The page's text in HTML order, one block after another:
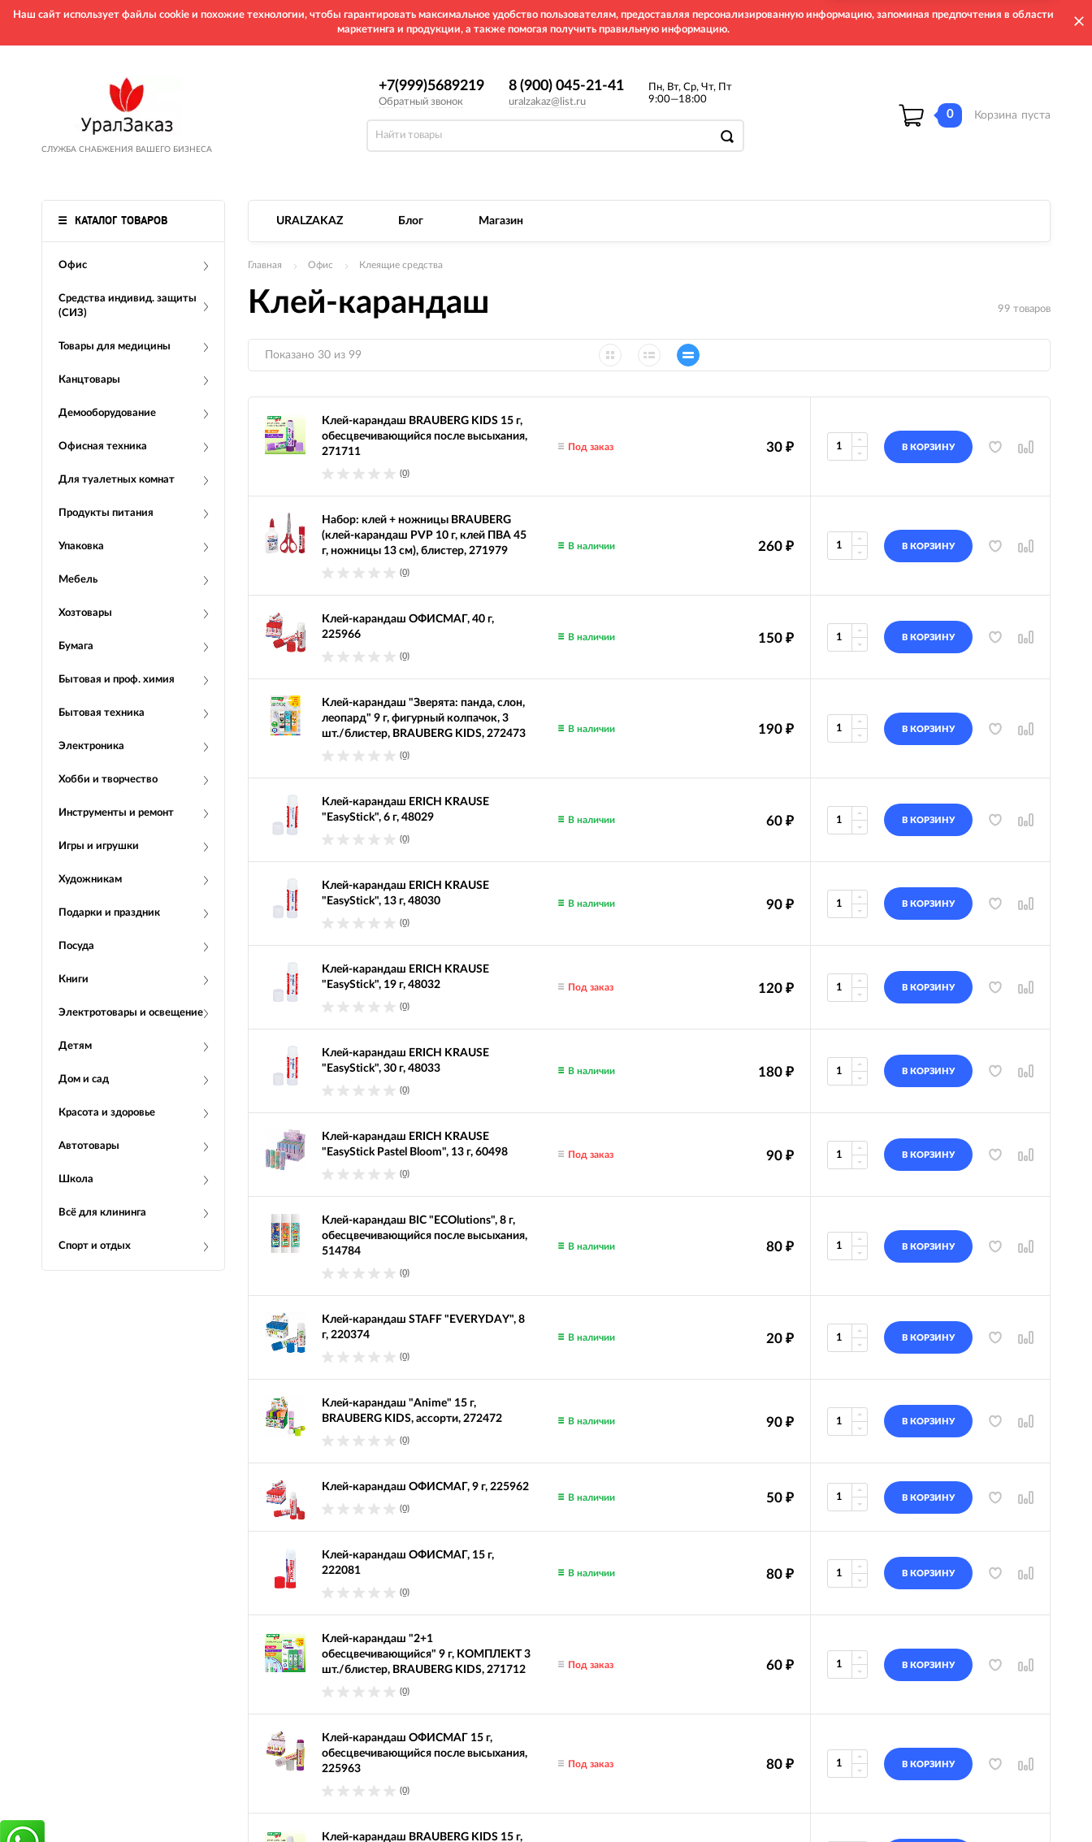
Наш сайт использует файлы cookie и похожие технологии, чтобы гарантировать максимальное удобство пользователям, предоставляя персонализированную информацию, запоминая предпочтения в области
маркетинга и продукции, а также помогая получить правильную информацию.
СЛУЖБА СНАБЖЕНИЯ ВАШЕГО БИЗНЕСА
+7(999)5689219
Обратный звонок
8 (900) 045-21-41
uralzakaz@list.ru
Пн, Вт, Ср, Чт, Пт
9:00—18:00
0 Корзина пуста
КАТАЛОГ ТОВАРОВ
Офис
Средства индивид. защиты
(СИЗ)
Товары для медицины
Канцтовары
Демооборудование
Офисная техника
Для туалетных комнат
Продукты питания
Упаковка
Мебель
Хозтовары
Бумага
Бытовая и проф. химия
Бытовая техника
Электроника
Хобби и творчество
Инструменты и ремонт
Игры и игрушки
Художникам
Подарки и праздник
Посуда
Книги
Электротовары и освещение
Детям
Дом и сад
Красота и здоровье
Автотовары
Школа
Всё для клининга
Спорт и отдых
URALZAKAZ Блог Магазин
Главная Офис Клеящие средства
Клей-карандаш 99 товаров
Показано 30 из 99
Клей-карандаш BRAUBERG KIDS 15 г,
обесцвечивающийся после высыхания,
271711
(0)
30 ₽
Под заказ В КОРЗИНУ
Набор: клей + ножницы BRAUBERG
(клей-карандаш PVP 10 г, клей ПВА 45
г, ножницы 13 см), блистер, 271979
(0)
260 ₽
В наличии В КОРЗИНУ
Клей-карандаш ОФИСМАГ, 40 г,
225966
(0)
150 ₽
В наличии В КОРЗИНУ
Клей-карандаш "Зверята: панда, слон,
леопард" 9 г, фигурный колпачок, 3
шт./блистер, BRAUBERG KIDS, 272473
(0)
190 ₽
В наличии В КОРЗИНУ
Клей-карандаш ERICH KRAUSE
"EasyStick", 6 г, 48029
(0)
60 ₽
В наличии В КОРЗИНУ
Клей-карандаш ERICH KRAUSE
"EasyStick", 13 г, 48030
(0)
90 ₽
В наличии В КОРЗИНУ
Клей-карандаш ERICH KRAUSE
"EasyStick", 19 г, 48032
(0)
120 ₽
Под заказ В КОРЗИНУ
Клей-карандаш ERICH KRAUSE
"EasyStick", 30 г, 48033
(0)
180 ₽
В наличии В КОРЗИНУ
Клей-карандаш ERICH KRAUSE
"EasyStick Pastel Bloom", 13 г, 60498
(0)
90 ₽
Под заказ В КОРЗИНУ
Клей-карандаш BIC "ECOlutions", 8 г,
обесцвечивающийся после высыхания,
514784
(0)
80 ₽
В наличии В КОРЗИНУ
Клей-карандаш STAFF "EVERYDAY", 8
г, 220374
(0)
20 ₽
В наличии В КОРЗИНУ
Клей-карандаш "Anime" 15 г,
BRAUBERG KIDS, ассорти, 272472
(0)
90 ₽
В наличии В КОРЗИНУ
Клей-карандаш ОФИСМАГ, 9 г, 225962
(0)
50 ₽
В наличии В КОРЗИНУ
Клей-карандаш ОФИСМАГ, 15 г,
222081
(0)
80 ₽
В наличии В КОРЗИНУ
Клей-карандаш "2+1
обесцвечивающийся" 9 г, КОМПЛЕКТ 3
шт./блистер, BRAUBERG KIDS, 271712
(0)
60 ₽
Под заказ В КОРЗИНУ
Клей-карандаш ОФИСМАГ 15 г,
обесцвечивающийся после высыхания,
225963
(0)
80 ₽
Под заказ В КОРЗИНУ
Клей-карандаш BRAUBERG KIDS 15 г,